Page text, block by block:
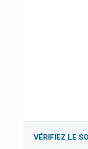
VÉRIFIEZ LE